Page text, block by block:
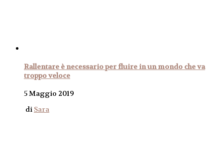
Rallentare è necessario per fluire in un mondo che va
troppo veloce
5 Maggio 2019
di Sara